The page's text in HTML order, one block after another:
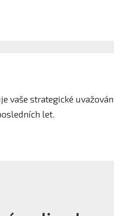
vaše strategické
let.